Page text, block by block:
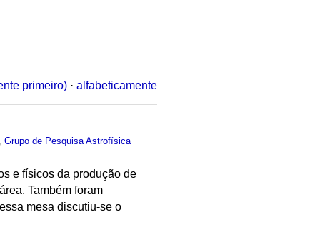
primeiro) · alfabeticamente
,Grupo de Pesquisa Astrofísica
e físicos da produção de
Também foram
mesa discutiu-se o